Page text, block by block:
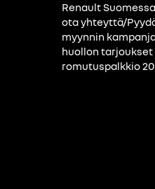
Renault Suomessa
ota yhteyttä/
myynnin
huollon tarjoukset
romutuspalkkio